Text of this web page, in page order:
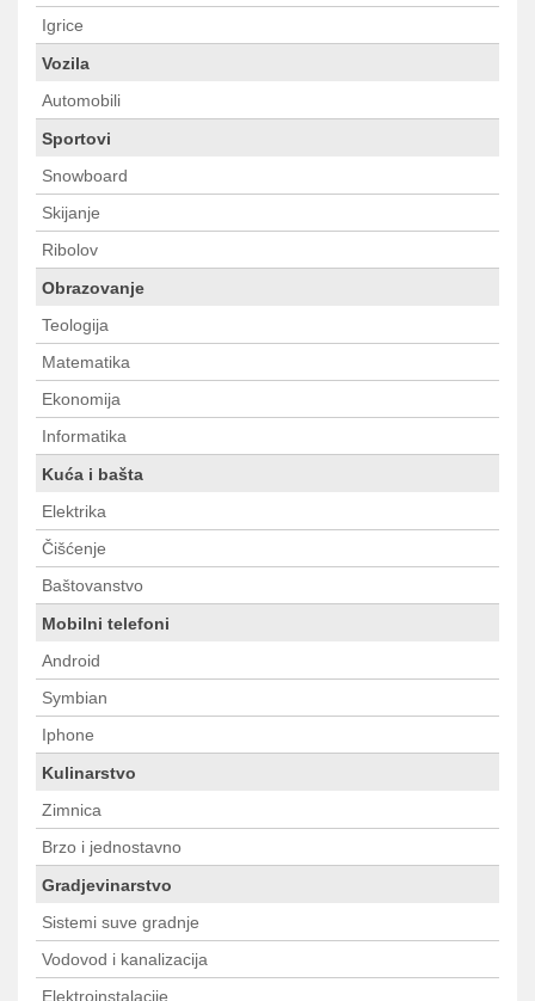
Igrice
Vozila
Automobili
Sportovi
Snowboard
Skijanje
Ribolov
Obrazovanje
Teologija
Matematika
Ekonomija
Informatika
Kuća i bašta
Elektrika
Čišćenje
Baštovanstvo
Mobilni telefoni
Android
Symbian
Iphone
Kulinarstvo
Zimnica
Brzo i jednostavno
Gradjevinarstvo
Sistemi suve gradnje
Vodovod i kanalizacija
Elektroinstalacije